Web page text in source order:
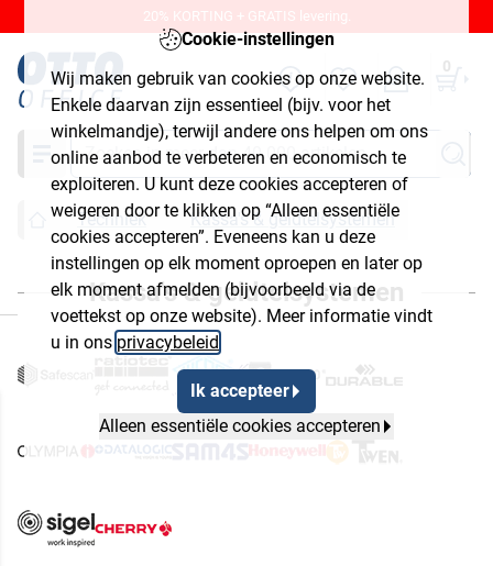
Cookie-instellingen
Wij maken gebruik van cookies op onze website.
Enkele daarvan zijn essentieel (bijv. voor het
winkelmandje), terwijl andere ons helpen om ons
online aanbod te verbeteren en economisch te
exploiteren. U kunt deze cookies accepteren of
weigeren door te klikken op “Alleen essentiële
cookies accepteren”. Eveneens kan u deze
instellingen op elk moment oproepen en later op
elk moment afmelden (bijvoorbeeld via de
voettekst op onze website). Meer informatie vindt
u in ons privacybeleid
Ik accepteer
Alleen essentiële cookies accepteren
20% KORTING + GRATIS levering.
0
Zoeken
Techniek Kassa's & geldtelsystemen
Kassa's & geldtelsystemen